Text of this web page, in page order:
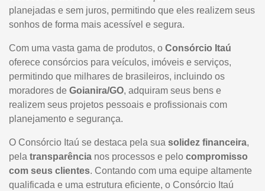
planejadas e sem juros, permitindo que eles realizem seus
sonhos de forma mais acessível e segura.
Com uma vasta gama de produtos, o Consórcio Itaú
oferece consórcios para veículos, imóveis e serviços,
permitindo que milhares de brasileiros, incluindo os
moradores de Goianira/GO, adquiram seus bens e
realizem seus projetos pessoais e profissionais com
planejamento e segurança.
O Consórcio Itaú se destaca pela sua solidez financeira,
pela transparência nos processos e pelo compromisso
com seus clientes. Contando com uma equipe altamente
qualificada e uma estrutura eficiente, o Consórcio Itaú